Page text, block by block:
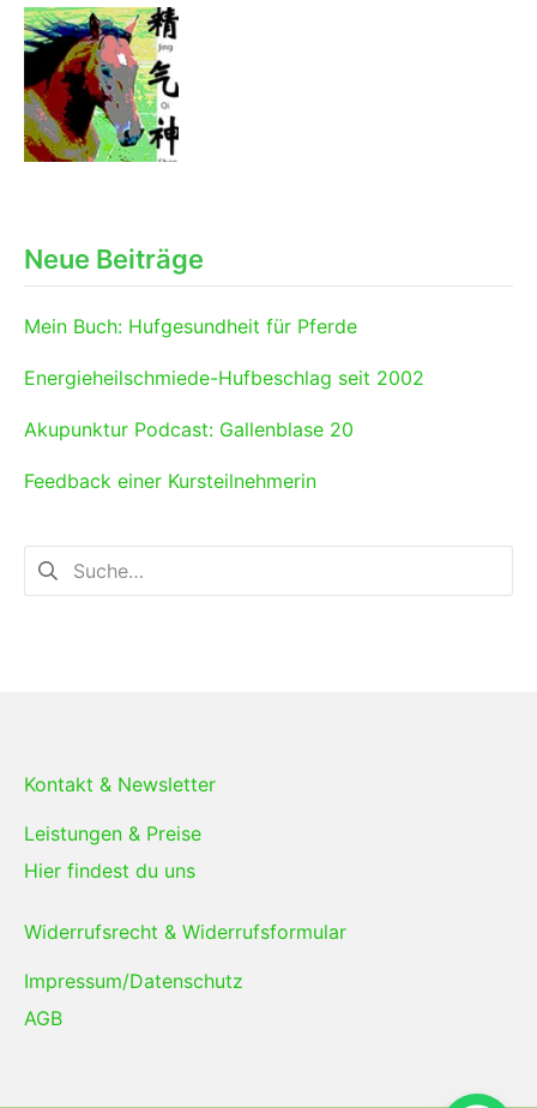
Neue Beiträge
Mein Buch: Hufgesundheit für Pferde
Energieheilschmiede-Hufbeschlag seit 2002
Akupunktur Podcast: Gallenblase 20
Feedback einer Kursteilnehmerin
Kontakt & Newsletter
Leistungen & Preise
Hier findest du uns
Widerrufsrecht & Widerrufsformular
Impressum/Datenschutz
AGB